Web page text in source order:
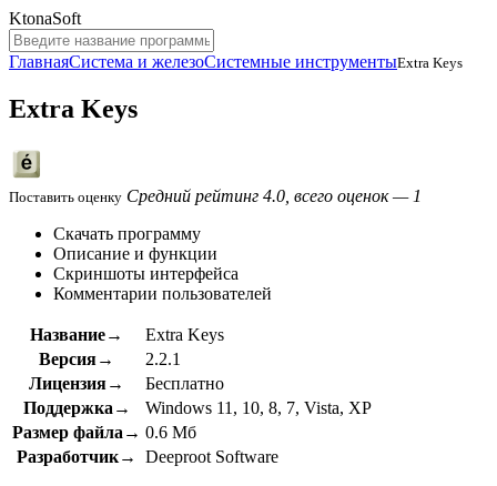
KtonaSoft
ГлавнаяСистема и железоСистемные инструментыExtra Keys
Extra Keys
Поставить оценку Средний рейтинг 4.0, всего оценок — 1
Скачать программу
Описание и функции
Скриншоты интерфейса
Комментарии пользователей
Название→
Extra Keys
Версия→
2.2.1
Лицензия→
Бесплатно
Поддержка→
Windows 11, 10, 8, 7, Vista, XP
Размер файла→ 0.6 Мб
Разработчик→
Deeproot Software